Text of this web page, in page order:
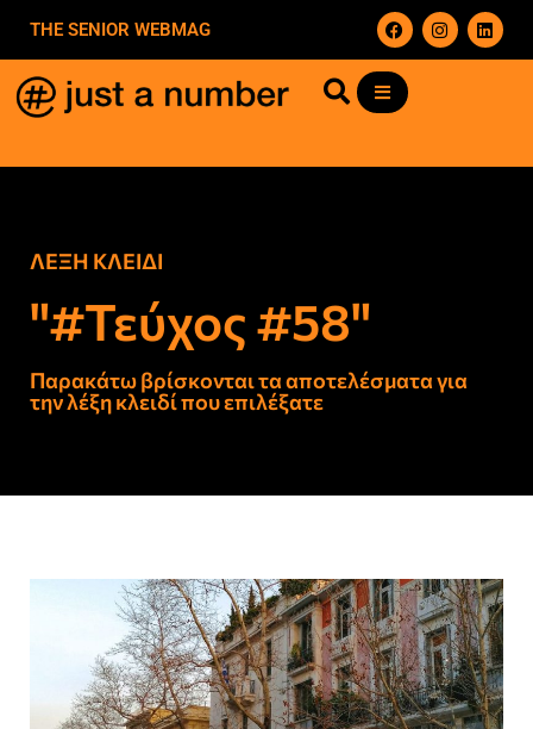
THE SENIOR WEBMAG
ΛΕΞΗ ΚΛΕΙΔΙ
"#Τεύχος #58"
Παρακάτω βρίσκονται τα αποτελέσματα για
την λέξη κλειδί που επιλέξατε